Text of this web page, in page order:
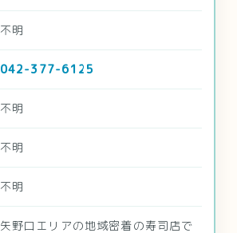
不明
042-377-6125
不明
不明
不明
矢野口エリアの地域密着の寿司店で